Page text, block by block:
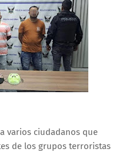
varios ciudadanos que
de los grupos terroristas